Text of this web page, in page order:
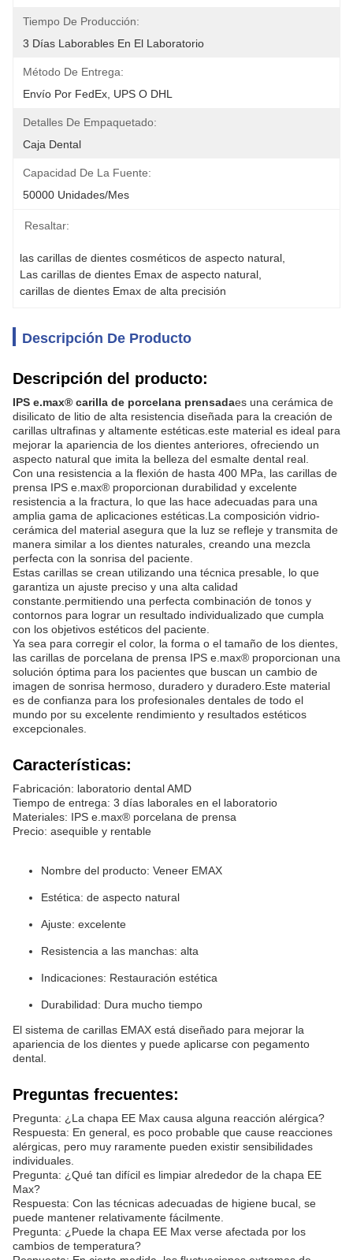
Tiempo De Producción:
3 Días Laborables En El Laboratorio
Método De Entrega:
Envío Por FedEx, UPS O DHL
Detalles De Empaquetado:
Caja Dental
Capacidad De La Fuente:
50000 Unidades/mes
Resaltar:
las carillas de dientes cosméticos de aspecto natural
Las carillas de dientes Emax de aspecto natural
carillas de dientes Emax de alta precisión
Descripción De Producto
Descripción del producto:
IPS e.max® carilla de porcelana prensadaes una cerámica de
disilicato de litio de alta resistencia diseñada para la creación de
carillas ultrafinas y altamente estéticas.este material es ideal para
mejorar la apariencia de los dientes anteriores, ofreciendo un
aspecto natural que imita la belleza del esmalte dental real.
Con una resistencia a la flexión de hasta 400 MPa, las carillas de
prensa IPS e.max® proporcionan durabilidad y excelente
resistencia a la fractura, lo que las hace adecuadas para una
amplia gama de aplicaciones estéticas.La composición vidrio-
cerámica del material asegura que la luz se refleje y transmita de
manera similar a los dientes naturales, creando una mezcla
perfecta con la sonrisa del paciente.
Estas carillas se crean utilizando una técnica presable, lo que
garantiza un ajuste preciso y una alta calidad
constante.permitiendo una perfecta combinación de tonos y
contornos para lograr un resultado individualizado que cumpla
con los objetivos estéticos del paciente.
Ya sea para corregir el color, la forma o el tamaño de los dientes,
las carillas de porcelana de prensa IPS e.max® proporcionan una
solución óptima para los pacientes que buscan un cambio de
imagen de sonrisa hermoso, duradero y duradero.Este material
es de confianza para los profesionales dentales de todo el
mundo por su excelente rendimiento y resultados estéticos
excepcionales.
Características:
Fabricación: laboratorio dental AMD
Tiempo de entrega: 3 días laborales en el laboratorio
Materiales: IPS e.max® porcelana de prensa
Precio: asequible y rentable
Nombre del producto: Veneer EMAX
Estética: de aspecto natural
Ajuste: excelente
Resistencia a las manchas: alta
Indicaciones: Restauración estética
Durabilidad: Dura mucho tiempo
El sistema de carillas EMAX está diseñado para mejorar la
apariencia de los dientes y puede aplicarse con pegamento
dental.
Preguntas frecuentes:
Pregunta: ¿La chapa EE Max causa alguna reacción alérgica?
Respuesta: En general, es poco probable que cause reacciones
alérgicas, pero muy raramente pueden existir sensibilidades
individuales.
Pregunta: ¿Qué tan difícil es limpiar alrededor de la chapa EE
Max?
Respuesta: Con las técnicas adecuadas de higiene bucal, se
puede mantener relativamente fácilmente.
Pregunta: ¿Puede la chapa EE Max verse afectada por los
cambios de temperatura?